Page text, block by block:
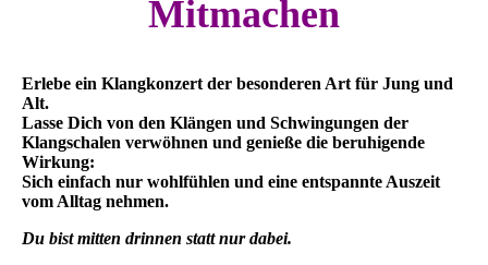
Mitmachen
Erlebe ein Klangkonzert der besonderen Art für Jung und
Alt.
Lasse Dich von den Klängen und Schwingungen der
Klangschalen verwöhnen und genieße die beruhigende
Wirkung:
Sich einfach nur wohlfühlen und eine entspannte Auszeit
vom Alltag nehmen.
Du bist mitten drinnen statt nur dabei.